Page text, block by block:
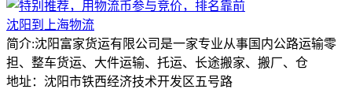
沈阳到上海物流
简介:沈阳富家货运有限公司是一家专业从事国内公路运输零
担、整车货运、大件运输、托运、长途搬家、搬厂、仓
地址：沈阳市铁西经济技术开发区五号路